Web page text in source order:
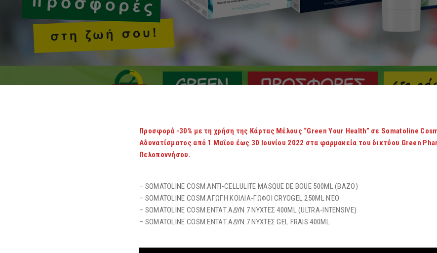
Προσφορά -30% με τη χρήση της Κάρτας Μέλους “Green Your Health” σε Somatoline
Αδυνατίσματος από 1 Μαΐου έως 30 Ιουνίου 2022 στα φαρμακεία του δικτύου Green
Πελοποννήσου.
– SOMATOLINE COSM.ANTI-CELLULITE MASQUE DE BOUE 500ML (ΒΑΖΟ)
– SOMATOLINE COSM.ΑΓΩΓΗ ΚΟΙΛΙΑ-ΓΩΦΟΙ CRYOGEL 250ML ΝΈΟ
– SOMATOLINE COSM.ΕΝΤΑΤ.ΑΔΥΝ.7 ΝΥΧΤΕΣ 400ML (ULTRA-INTENSIVE)
– SOMATOLINE COSM.ΕΝΤΑΤ.ΑΔΥΝ.7 ΝΥΧΤΕΣ GEL FRAIS 400ML